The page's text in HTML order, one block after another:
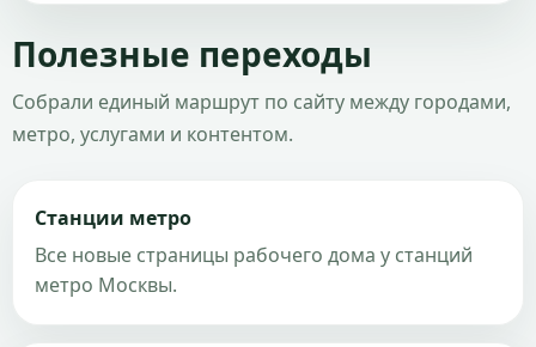
Полезные переходы
Собрали единый маршрут по сайту между городами,
метро, услугами и контентом.
Станции метро
Все новые страницы рабочего дома у станций
метро Москвы.